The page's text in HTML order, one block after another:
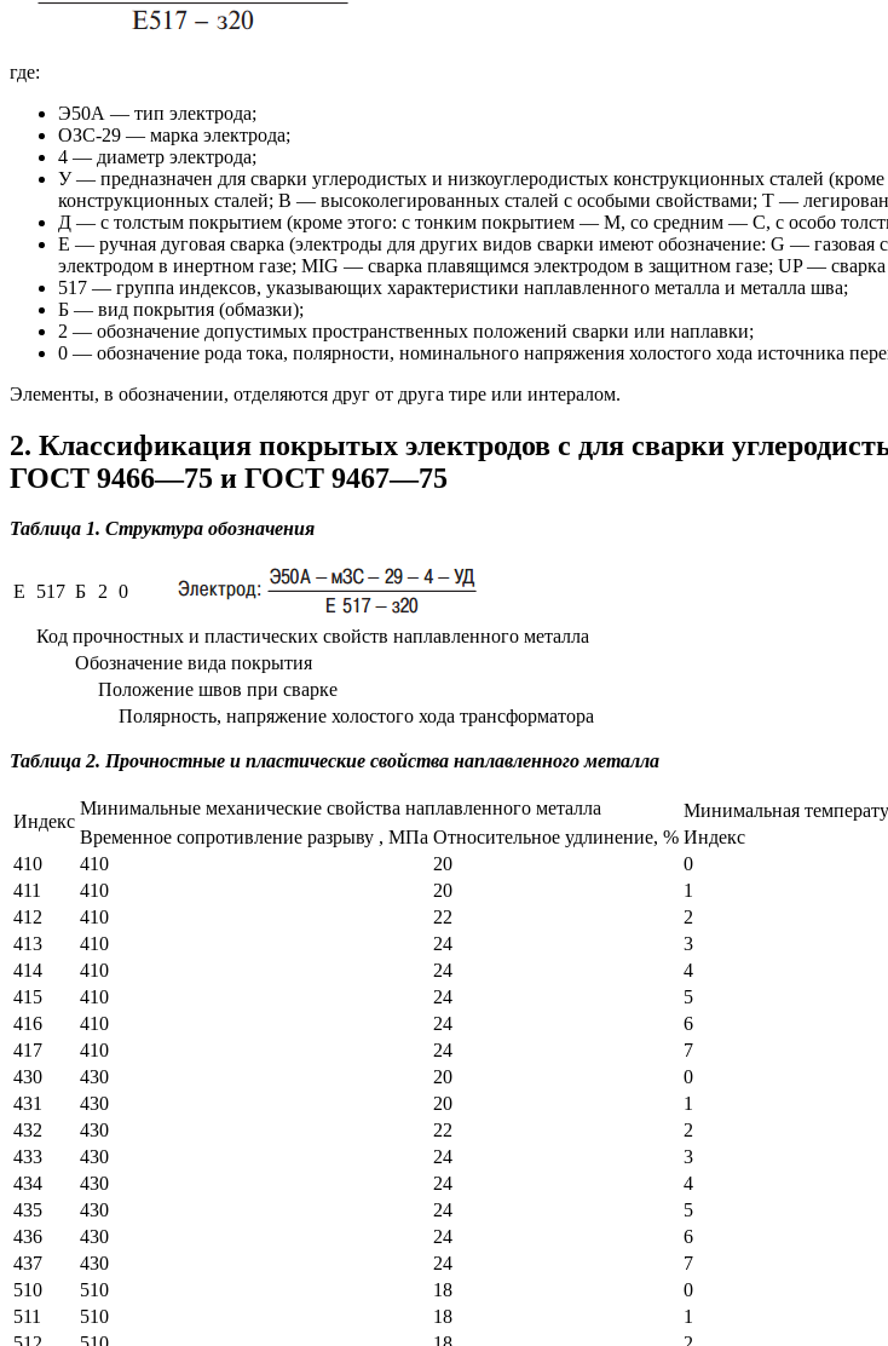
где:
Э50А — тип электрода;
ОЗС-29 — марка электрода;
4 — диаметр электрода;
У — предназначен для сварки углеродистых и низкоуглеродистых конструкционных сталей
конструкционных сталей; В — высоколегированных сталей с особыми свойствами; Т —
Д — с толстым покрытием (кроме этого: с тонким покрытием — М, со средним — С, с особо
Е — ручная дуговая сварка (электроды для других видов сварки имеют обозначение: G —
электродом в инертном газе; MIG — сварка плавящимся электродом в защитном газе; UP —
517 — группа индексов, указывающих характеристики наплавленного металла и металла шва;
Б — вид покрытия (обмазки);
2 — обозначение допустимых пространственных положений сварки или наплавки;
0 — обозначение рода тока, полярности, номинального напряжения холостого хода источника
Элементы, в обозначении, отделяются друг от друга тире или интералом.
2. Классификация покрытых электродов с для сварки
ГОСТ 9466—75 и ГОСТ 9467—75
Таблица 1. Структура обозначения
E 517 Б 2 0
Код прочностных и пластических свойств наплавленного металла
Обозначение вида покрытия
Положение швов при сварке
Полярность, напряжение холостого хода трансформатора
Таблица 2. Прочностные и пластические свойства наплавленного металла
Индекс
Минимальные механические свойства наплавленного металла Минимальная
Временное сопротивление разрыву , МПа Относительное удлинение, % Индекс
410
410 20 0
411
410 20 1
412
410 22 2
413
410 24 3
414
410 24 4
415
410 24 5
416
410 24 6
417
410 24 7
430
430 20 0
431
430 20 1
432
430 22 2
433
430 24 3
434
430 24 4
435
430 24 5
436
430 24 6
437
430 24 7
510
510 18 0
511
510 18 1